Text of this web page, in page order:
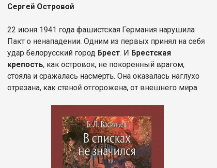
Сергей Островой
22 июня 1941 года фашистская Германия нарушила
Пакт о ненападении. Одним из первых принял на себя
удар белорусский город Брест. И Брестская
крепость, как островок, не покоренный врагом,
стояла и сражалась насмерть. Она оказалась наглухо
отрезана, как стеной отгорожена, от внешнего мира.